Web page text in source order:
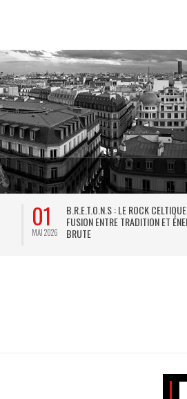
01
MAI 2026
B.R.E.T.O.N.S : LE ROCK
FUSION ENTRE TRADITION ET
BRUTE